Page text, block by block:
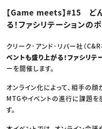
編集・ライティング
マーケティング
ディレクション
業界解説・キャリア事情
Webクリエイター
アプリクリエイター
ゲームクリエイター
映像クリエイター
クリエイターインタビュー
C＆R Magazine
セミナー
ニュース・トレンド トップ
Web
映像
ゲーム・エンタメ
出版
CREATIVE VILLAGEから
【Game meets】#15 ど
る！ファシリテーションの
クリーク･アンド･リバー社（C&R
ベントも盛り上がる！ファシリテ
ーを開催します。
オンライン化によって、相手の
MTGやイベントの進行に課題を
す。